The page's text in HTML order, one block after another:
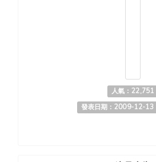
人氣：22,751
發表日期：2009-12-